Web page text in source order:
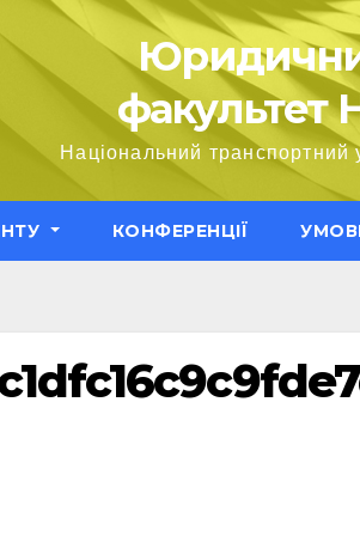
факультет
Національний транспортний
КОНФЕРЕНЦІЇ